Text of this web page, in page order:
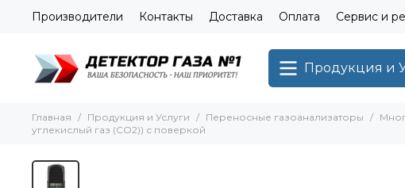
Производители Контакты Доставка Оплата Сервис и
Продукция и
Главная Продукция и Услуги Переносные газоанализаторы
углекислый газ (CO2)) с поверкой